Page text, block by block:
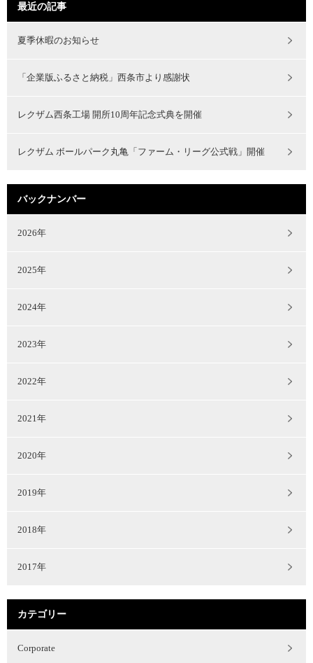
最近の記事
夏季休暇のお知らせ
「企業版ふるさと納税」西条市より感謝状
レクザム西条工場 開所10周年記念式典を開催
レクザム ボールパーク丸亀「ファーム・リーグ公式戦」開催
バックナンバー
2026年
2025年
2024年
2023年
2022年
2021年
2020年
2019年
2018年
2017年
カテゴリー
Corporate